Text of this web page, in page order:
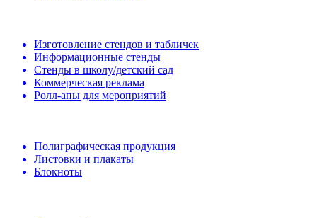
Изготовление стендов и табличек
Информационные стенды
Стенды в школу/детский сад
Коммерческая реклама
Ролл-апы для мероприятий
Полиграфическая продукция
Листовки и плакаты
Блокноты